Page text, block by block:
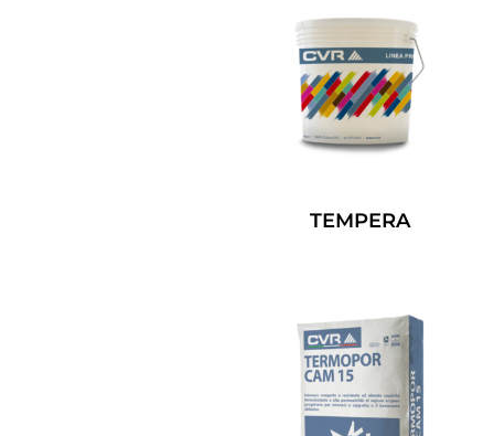
TEMPERA